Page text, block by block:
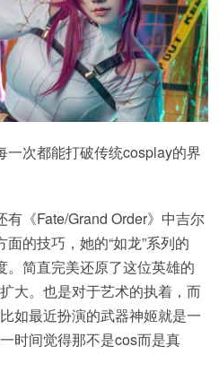
一次都能打破传统cosplay的界
《Fate/Grand Order》中吉尔
的技巧，她的“如龙”系列的
简直完美还原了这位英雄的
大。也是对于艺术的执着，而
如最近扮演的武器神姬就是一
时间觉得那不是cos而是真